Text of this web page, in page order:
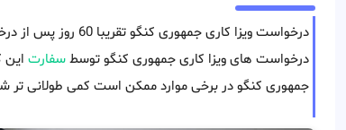
درخواست ویزا کاری
درخواست های ویزا کاری جمهوری کنگو توسطسفارت این
جمهوری کنگو در برخی موارد ممکن است کمی طولانی تر